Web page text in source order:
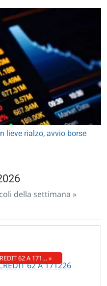
lieve rialzo, avvio borse
della settimana »
62 A 171… »